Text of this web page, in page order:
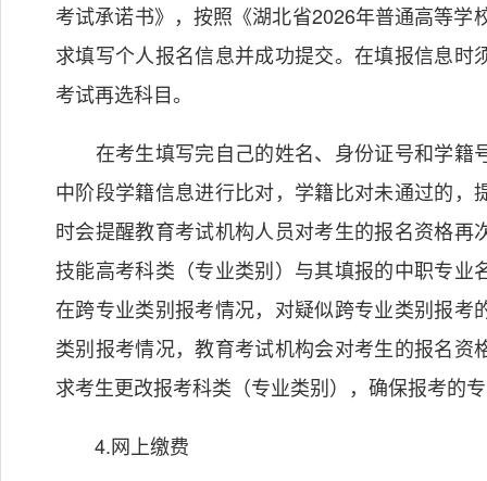
考试承诺书》，按照《湖北省2026年普通高等
求填写个人报名信息并成功提交。在填报信息
考试再选科目。
在考生填写完自己的姓名、身份证号和学籍
中阶段学籍信息进行比对，学籍比对未通过的
时会提醒教育考试机构人员对考生的报名资格
技能高考科类（专业类别）与其填报的中职专
在跨专业类别报考情况，对疑似跨专业类别报
类别报考情况，教育考试机构会对考生的报名
求考生更改报考科类（专业类别），确保报考的
4.网上缴费